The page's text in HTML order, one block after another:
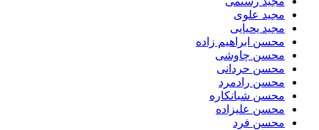
مجید علوی
مجید یحیایی
محسن ابراهیم زاده
محسن چاوشی
محسن حردانی
محسن رادمرد
محسن شبانکاره
محسن علیزاده
محسن فرد